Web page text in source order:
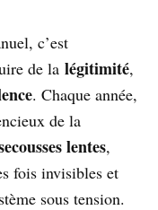
c’est
de la légitimité,
. Chaque année,
de la
lentes,
fois invisibles et
sous tension.